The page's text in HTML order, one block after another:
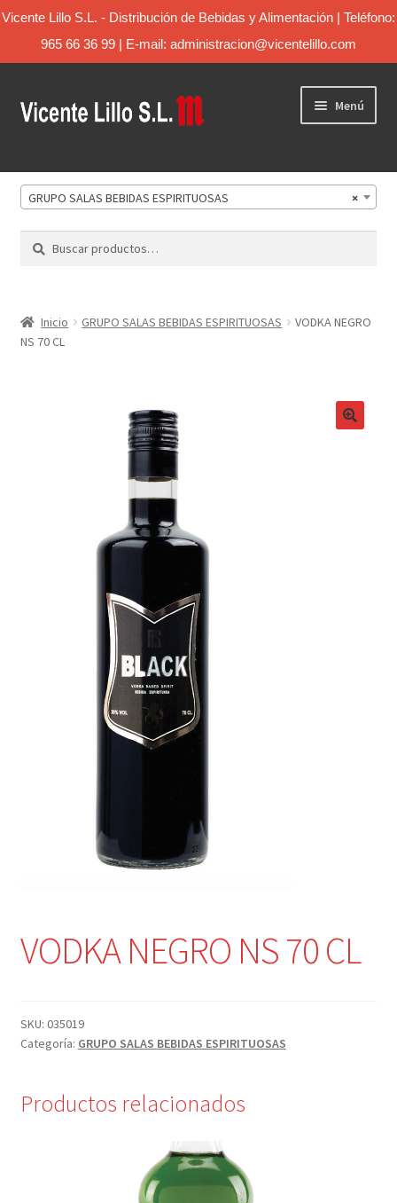
Vicente Lillo S.L. - Distribución de Bebidas y Alimentación | Teléfono:
965 66 36 99 | E-mail: administracion@vicentelillo.com
Menú
Inicio
Contacto
×
GRUPO SALAS BEBIDAS ESPIRITUOSAS
Buscar
Inicio GRUPO SALAS BEBIDAS ESPIRITUOSAS
VODKA NEGRO
NS 70 CL
VODKA NEGRO NS 70 CL
SKU: 035019
Categoría: GRUPO SALAS BEBIDAS ESPIRITUOSAS
Productos relacionados